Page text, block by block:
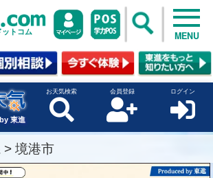
トコム MENU
東進
お天気検索 会員登録 ログイン
> 境港市